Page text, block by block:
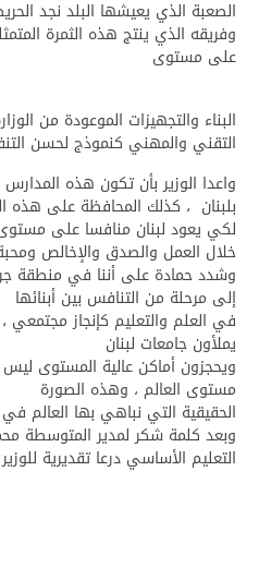
الصعبة الذي يعيشها البلد نجد
وفريقه الذي ينتج هذه الثمرة
على مستوى
البناء والتجهيزات الموعودة من
التقني والمهني كنموذج لحسن
واعدا الوزير بأن تكون هذه المدارس
بلبنان ، كذلك المحافظة على هذه
لكي يعود لبنان منافسا على مستوى
خلال العمل والصدق والإخالص ومحبة
وشدد حمادة على أننا في منطقة
إلى مرحلة من التنافس بين أبنائها
في العلم والتعليم كإنجاز مجتمعي
يملأون جامعات لبنان
ويحجزون أماكن عالية المستوى
مستوى العالم ، وهذه الصورة
الحقيقية التي نباهي بها العالم
وبعد كلمة شكر لمدير المتوسطة
التعليم الأساسي درعا تقديرية للوزير